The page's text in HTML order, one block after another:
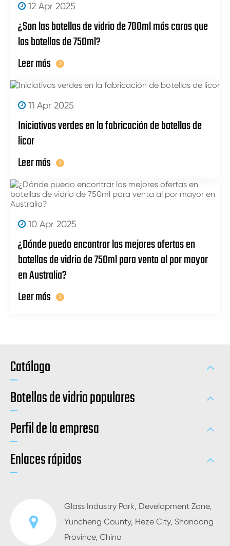
12 Apr 2025
¿Son las botellas de vidrio de 700ml más caras que
las botellas de 750ml?
Leer más
11 Apr 2025
Iniciativas verdes en la fabricación de botellas de
licor
Leer más
10 Apr 2025
¿Dónde puedo encontrar las mejores ofertas en
botellas de vidrio de 750ml para venta al por mayor
en Australia?
Leer más
Catálogo
Botellas de vidrio populares
Perfil de la empresa
Enlaces rápidos
Glass Industry Park, Development Zone,
Yuncheng County, Heze City, Shandong
Province, China